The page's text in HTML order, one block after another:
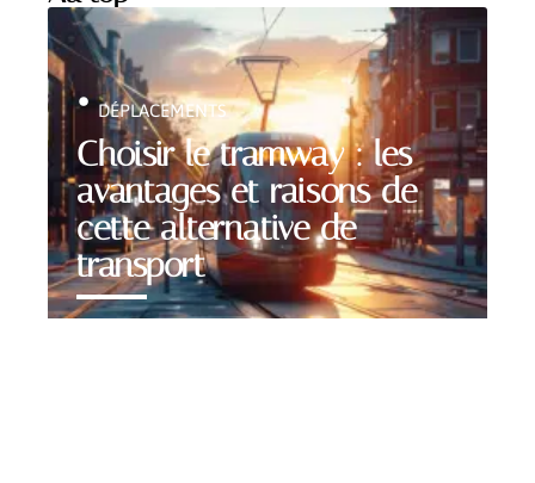
Choisir le tramway : les
avantages et raisons de
cette alternative de
transport
DÉPLACEMENTS